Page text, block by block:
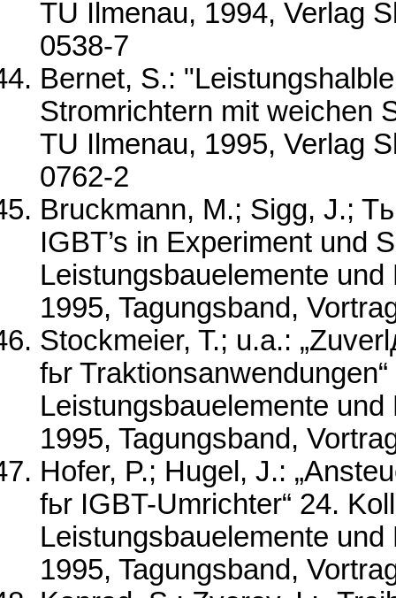
TU Ilmenau, 1994, Verlag
0538-7
Bernet, S.:
Stromrichtern mit weichen
TU Ilmenau, 1995, Verlag
0762-2
Bruckmann, M.; Sigg, J.;
IGBT’s in Experiment und
Leistungsbauelemente
1995, Tagungsband,
Stockmeier, T.; u.a.:
fьr
Leistungsbauelemente
1995, Tagungsband,
Hofer, P.; Hugel, J.:
fьr IGBT-Umrichter“ 24.
Leistungsbauelemente
1995, Tagungsband,